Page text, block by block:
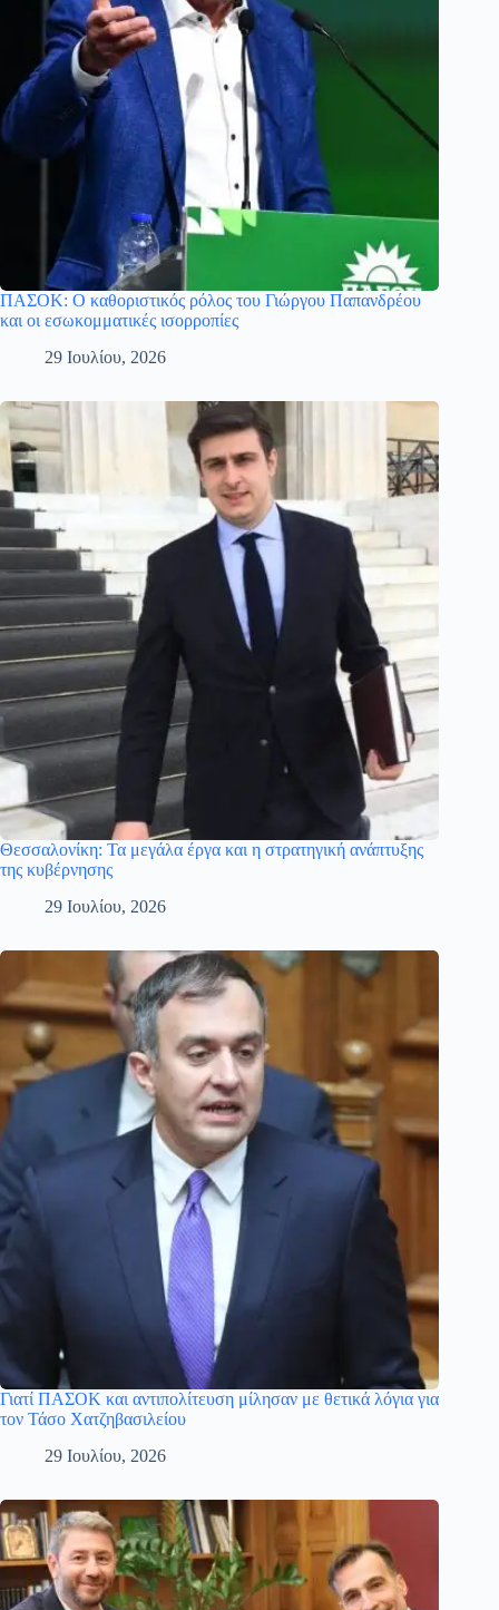
ΠΑΣΟΚ: Ο καθοριστικός ρόλος του Γιώργου Παπανδρέου
και οι εσωκομματικές ισορροπίες
29 Ιουλίου, 2026
Θεσσαλονίκη: Τα μεγάλα έργα και η στρατηγική ανάπτυξης
της κυβέρνησης
29 Ιουλίου, 2026
Γιατί ΠΑΣΟΚ και αντιπολίτευση μίλησαν με θετικά λόγια για
τον Τάσο Χατζηβασιλείου
29 Ιουλίου, 2026